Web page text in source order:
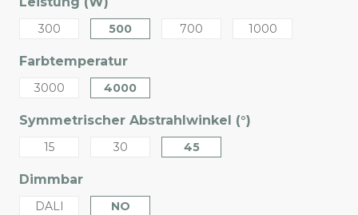
300 500 700 1000
Farbtemperatur
3000 4000
Symmetrischer Abstrahlwinkel (°)
15 30 45
Dimmbar
DALI NO